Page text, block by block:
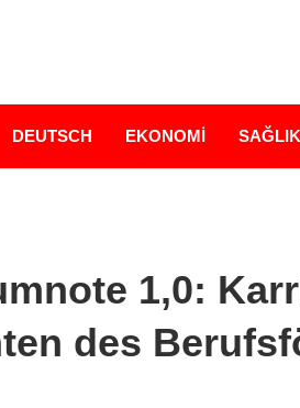
DEUTSCH EKONOMİ SAĞLIK
1,0:
des